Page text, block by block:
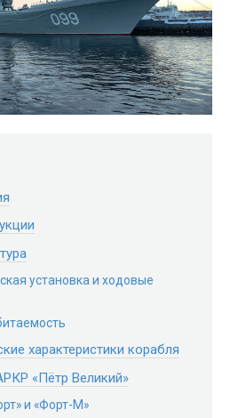
установка и ходовые
характеристики корабля
«Пётр Великий»
и «Форт-М»